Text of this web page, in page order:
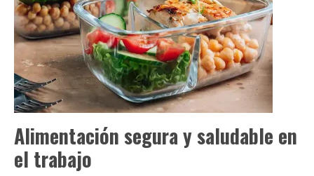
Alimentación segura y saludable en
el trabajo